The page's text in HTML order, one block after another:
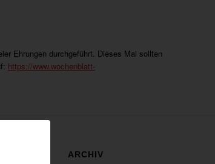
Ehrungen durchgeführt. Dieses Mal sollten
https://www.wochenblatt-
ARCHIV